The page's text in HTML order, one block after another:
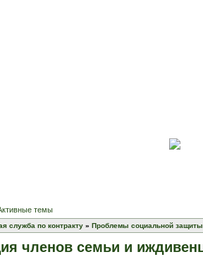
темы
служба по контракту » Проблемы социальной защиты
членов семьи и